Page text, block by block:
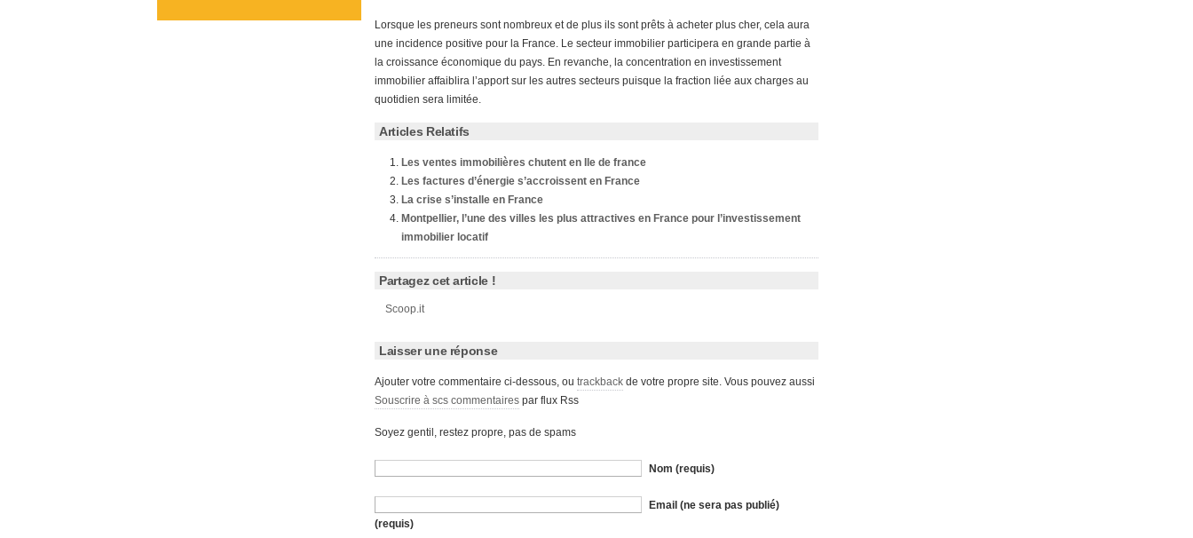
Lorsque les preneurs sont nombreux et de plus ils sont prêts à acheter plus cher, cela aura
une incidence positive pour la France. Le secteur immobilier participera en grande partie à
la croissance économique du pays. En revanche, la concentration en investissement
immobilier affaiblira l’apport sur les autres secteurs puisque la fraction liée aux charges au
quotidien sera limitée.
Articles Relatifs
Les ventes immobilières chutent en Ile de france
Les factures d’énergie s’accroissent en France
La crise s’installe en France
Montpellier, l’une des villes les plus attractives en France pour l’investissement
immobilier locatif
Partagez cet article !
Scoop.it
Laisser une réponse
Ajouter votre commentaire ci-dessous, ou trackback de votre propre site. Vous pouvez aussi
Souscrire à scs commentaires par flux Rss
Soyez gentil, restez propre, pas de spams
Nom (requis)
Email (ne sera pas publié)
(requis)